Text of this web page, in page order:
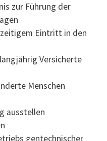
zur Führung der
Eintritt in den
Versicherte
Menschen
ausstellen
gentechnischer